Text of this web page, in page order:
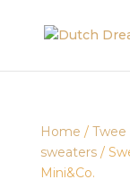
Home /
sweaters/
Mini&Co.